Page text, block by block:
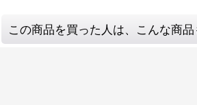
この商品を買った人は、こんな商